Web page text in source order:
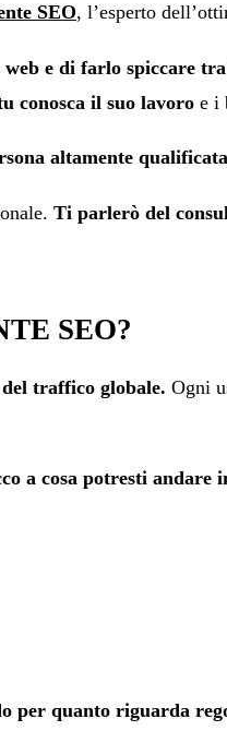
SEO, l’esperto
web e di farlo spiccare
conosca il suo lavoro e i
altamente qualificata
Ti parlerò del
SEO?
traffico globale. Ogni
a cosa potresti andare
per quanto riguarda